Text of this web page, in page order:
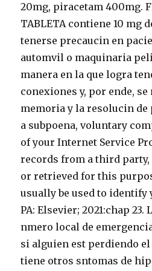
20mg, piracetam 400mg.
TABLETA contiene 10 mg
tenerse precaucin en
automvil o maquinaria
manera en la que logra
conexiones y, por ende,
memoria y la resolucin
a subpoena, voluntary
of your Internet Service
records from a third
or retrieved for this
usually be used to identify
PA: Elsevier; 2021:chap 23.
nmero local de
si alguien est perdiendo
tiene otros sntomas de